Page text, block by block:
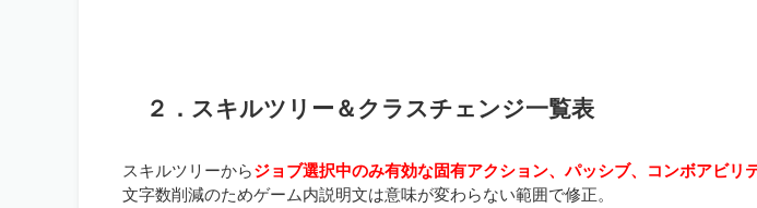
２．スキルツリー＆クラスチェンジ一覧表
スキルツリーから ジョブ選択中のみ有効な固有アクション、パッシブ、コンボアビリ
文字数削減のためゲーム内説明文は意味が変わらない範囲で修正。